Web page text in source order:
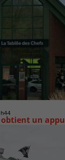
obtient un